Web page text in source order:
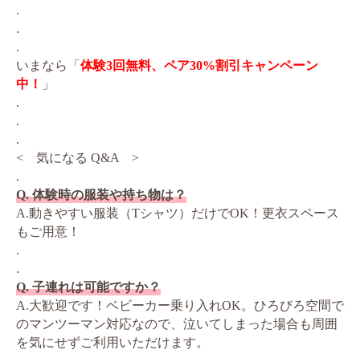
.
.
.
いまなら「 体験3回無料、ペア30%割引キャンペーン
中！
」
.
.
.
< 気になる Q&A >
.
Q. 体験時の服装や持ち物は？
A.動きやすい服装（Tシャツ）だけでOK！更衣スペース
もご用意！
.
.
Q. 子連れは可能ですか？
A.大歓迎です！ベビーカー乗り入れOK。ひろびろ空間で
のマンツーマン対応なので、泣いてしまった場合も周囲
を気にせずご利用いただけます。